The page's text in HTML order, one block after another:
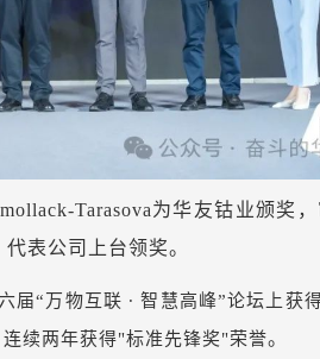
Tarasova为华友钴业颁奖
表公司上台领奖。
“万物互联 ∙ 智慧高峰”论坛上获得
续两年获得"标准先锋奖"荣誉。